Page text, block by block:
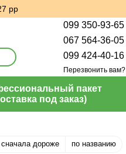
рр
099 350-93-65
067 564-36-05
099 424-40-16
Перезвонить вам?
пакет
под заказ)
сначала дороже по названию